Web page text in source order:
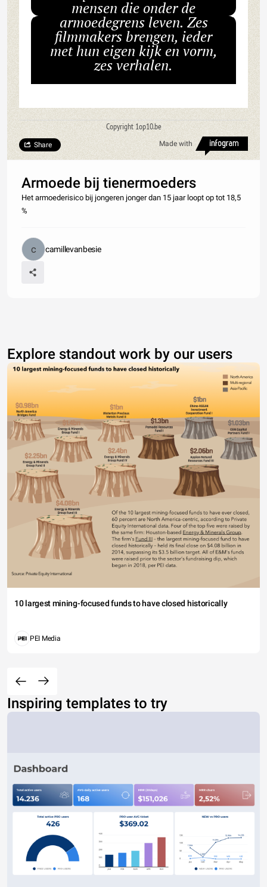
mensen die onder de
armoedegrens leven. Zes
filmmakers brengen, ieder
met hun eigen kijk en vorm,
zes verhalen.
Copyright 1op10.be
Made with
Share
Armoede bij tienermoeders
Het armoederisico bij jongeren jonger dan 15 jaar loopt op tot 18,5
%
camillevanbesie
Explore standout work by our users
10 largest mining-focused funds to have closed historically
PEI Media
Inspiring templates to try